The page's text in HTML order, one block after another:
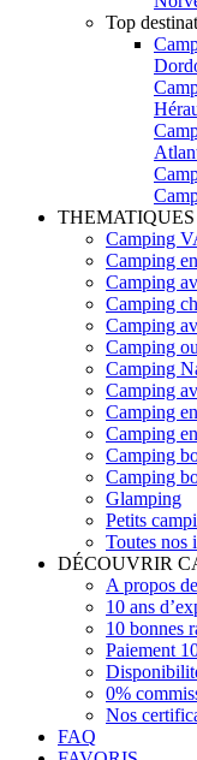
Top
Camping
Camping
Camping
Camping
Camping
Camping
Camping
Camping
Camping
Camping
Camping
Camping
Glamping
Petits
Toutes nos
DÉCOUVRIR
A propos
10 ans
10 bonnes
Paiement
0%
Nos
FAQ